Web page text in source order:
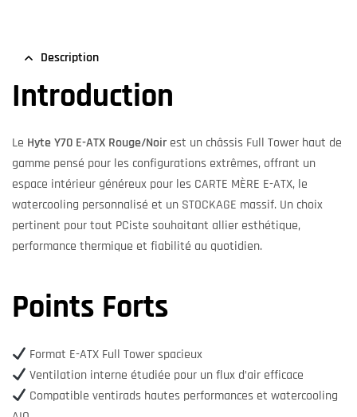
Description
Introduction
Le Hyte Y70 E-ATX Rouge/Noir est un châssis Full Tower haut de
gamme pensé pour les configurations extrêmes, offrant un
espace intérieur généreux pour les CARTE MÈRE E-ATX, le
watercooling personnalisé et un STOCKAGE massif. Un choix
pertinent pour tout PCiste souhaitant allier esthétique,
performance thermique et fiabilité au quotidien.
Points Forts
Format E-ATX Full Tower spacieux
Ventilation interne étudiée pour un flux d’air efficace
Compatible ventirads hautes performances et watercooling